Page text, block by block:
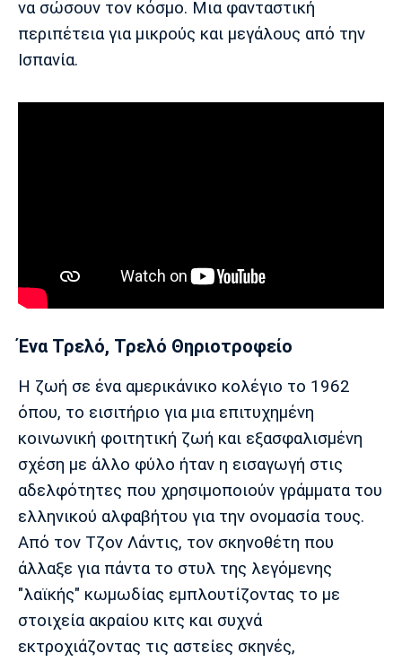
να σώσουν τον κόσμο. Μια φανταστική
περιπέτεια για μικρούς και μεγάλους από την
Ισπανία.
Ένα Τρελό, Τρελό Θηριοτροφείο
Η ζωή σε ένα αμερικάνικο κολέγιο το 1962
όπου, το εισιτήριο για μια επιτυχημένη
κοινωνική φοιτητική ζωή και εξασφαλισμένη
σχέση με άλλο φύλο ήταν η εισαγωγή στις
αδελφότητες που χρησιμοποιούν γράμματα του
ελληνικού αλφαβήτου για την ονομασία τους.
Από τον Τζον Λάντις, τον σκηνοθέτη που
άλλαξε για πάντα το στυλ της λεγόμενης
"λαϊκής" κωμωδίας εμπλουτίζοντας το με
στοιχεία ακραίου κιτς και συχνά
εκτροχιάζοντας τις αστείες σκηνές,